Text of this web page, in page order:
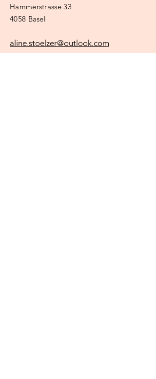
Hammerstrasse 33
4058 Basel
aline.stoelzer@outlook.com